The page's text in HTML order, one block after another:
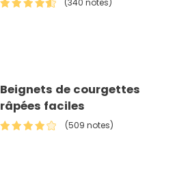
Beignets de courgettes
râpées faciles
(509 notes)